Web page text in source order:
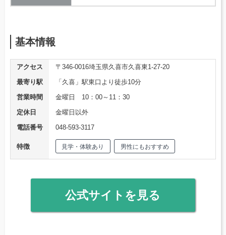
基本情報
アクセス
〒346-0016埼玉県久喜市久喜東1-27-20
最寄り駅
「久喜」駅東口より徒歩10分
営業時間
金曜日 10：00～11：30
定休日
金曜日以外
電話番号
048-593-3117
特徴 見学・体験あり 男性にもおすすめ
公式サイトを見る